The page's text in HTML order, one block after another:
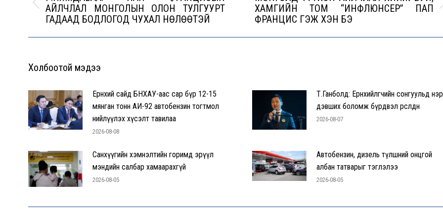
Previous
post:
АЙЛЧЛАЛ МОНГОЛЫН ОЛОН ТУЛГУУРТ
ГАДААД БОДЛОГОД ЧУХАЛ НӨЛӨӨТЭЙ
Next
post:
ХАМГИЙН ТОМ “ИНФЛЮНСЕР” ПАП
ФРАНЦИС ГЭЖ ХЭН БЭ
Холбоотой мэдээ
Ерөнхий сайд БНХАУ-аас сар бүр 12-15
мянган тонн АИ-92 автобензин тогтмол
нийлүүлэх хүсэлт тавилаа
2026-08-08
Т.Ганболд: Ерөнхийлөгчийн сонгуульд нэр
дэвших боломж бүрдвэл өрсөлдөнө
2026-08-07
Санхүүгийн хэмнэлтийн горимд эрүүл
мэндийн салбар хамаарахгүй
2026-08-05
Автобензин, дизель түлшний онцгой
албан татварыг тэглэлээ
2026-08-05